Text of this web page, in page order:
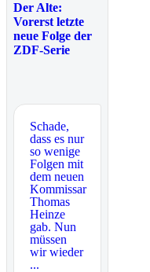
Der Alte:
Vorerst letzte
neue Folge der
ZDF-Serie
Schade,
dass es nur
so wenige
Folgen mit
dem neuen
Kommissar
Thomas
Heinze
gab. Nun
müssen
wir wieder
...